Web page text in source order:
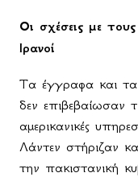
Οι σχέσεις με
Ιρανοί
Τα έγγραφα και τα
δεν επιβεβαίωσαν
αμερικανικές
Λάντεν στήριζαν
την πακιστανική